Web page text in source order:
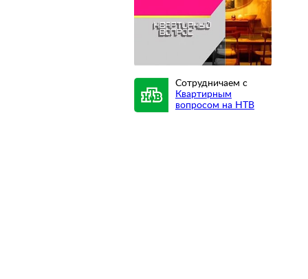
Сотрудничаем с
Квартирным
вопросом на НТВ